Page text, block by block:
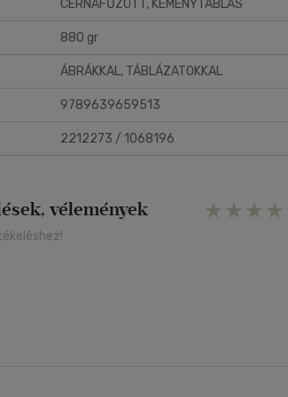
CÉRNAFŰZÖTT, KEMÉNYTÁBLÁS
880 gr
ÁBRÁKKAL, TÁBLÁZATOKKAL
9789639659513
2212273 / 1068196
vélemények